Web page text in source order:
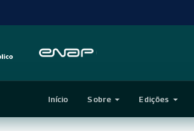
Início Sobre Edições